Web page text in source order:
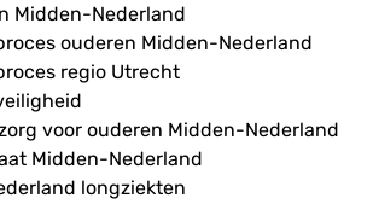
Midden-Nederland
ouderen Midden-Nederland
regio Utrecht
voor ouderen Midden-Nederland
Midden-Nederland
longziekten